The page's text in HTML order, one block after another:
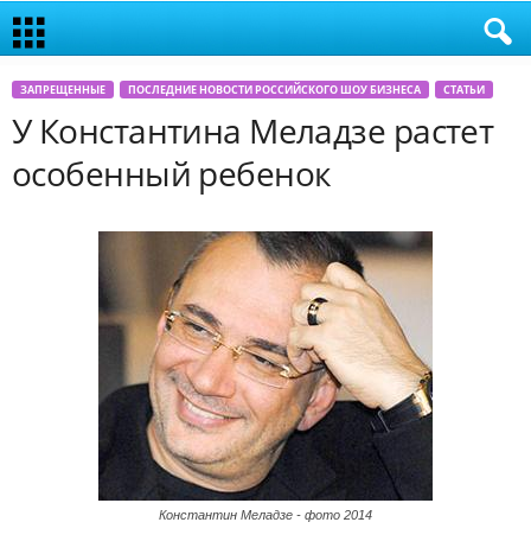
ЗАПРЕЩЕННЫЕ ПОСЛЕДНИЕ НОВОСТИ РОССИЙСКОГО ШОУ БИЗНЕСА СТАТЬИ
У Константина Меладзе растет
особенный ребенок
Константин Меладзе - фото 2014